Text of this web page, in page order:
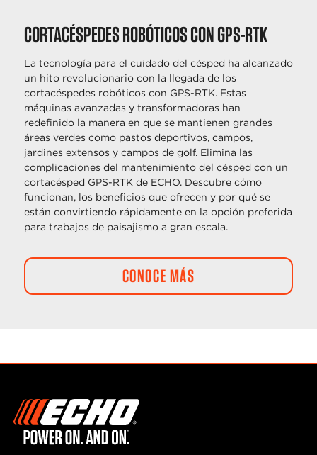
CORTACÉSPEDES ROBÓTICOS CON GPS-RTK
La tecnología para el cuidado del césped ha alcanzado
un hito revolucionario con la llegada de los
cortacéspedes robóticos con GPS-RTK. Estas
máquinas avanzadas y transformadoras han
redefinido la manera en que se mantienen grandes
áreas verdes como pastos deportivos, campos,
jardines extensos y campos de golf. Elimina las
complicaciones del mantenimiento del césped con un
cortacésped GPS-RTK de ECHO. Descubre cómo
funcionan, los beneficios que ofrecen y por qué se
están convirtiendo rápidamente en la opción preferida
para trabajos de paisajismo a gran escala.
CONOCE MÁS